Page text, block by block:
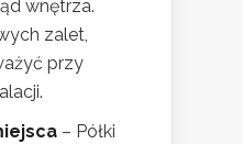
wnętrza.
zalet,
przy
– Półki